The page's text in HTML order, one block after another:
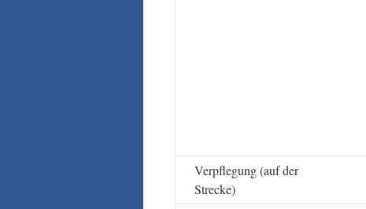
Verpflegung (auf der
Strecke)